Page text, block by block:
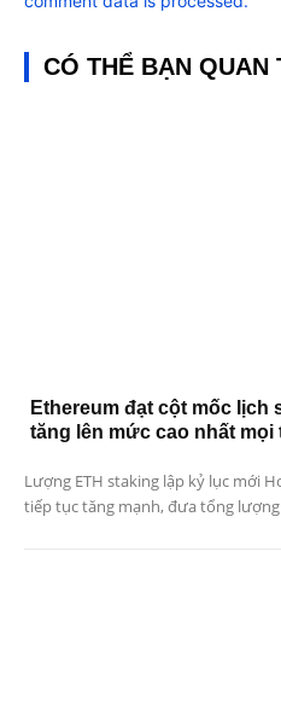
CÓ THỂ BẠN QUAN
Ethereum đạt cột mốc
tăng lên mức cao nhất mọi
Lượng ETH staking lập kỷ lục mới
tiếp tục tăng mạnh, đưa tổng